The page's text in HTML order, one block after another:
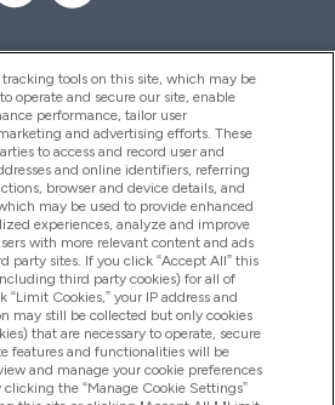
tools on this site, which may be
operate and secure our site, enable
performance, tailor user
and advertising efforts. These
to access and record user and
and online identifiers, referring
browser and device details, and
may be used to provide enhanced
experiences, analyze and improve
with more relevant content and ads
party sites. If you click “Accept All” this
third party cookies) for all of
“Limit Cookies,” your IP address and
may still be collected but only cookies
that are necessary to operate, secure
features and functionalities will be
and manage your cookie preferences
the “Manage Cookie Settings”